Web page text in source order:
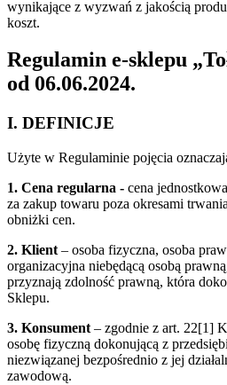
wynikające z wyzwań z jakością
koszt.
Regulamin e-sklepu
od 06.06.2024.
I. DEFINICJE
Użyte w Regulaminie pojęcia
1. Cena regularna - cena
za zakup towaru poza okresami
obniżki cen.
2. Klient – osoba fizyczna, osoba
organizacyjna niebędącą osobą
przyznają zdolność prawną, która
Sklepu.
3. Konsument – zgodnie z art. 22[1]
osobę fizyczną dokonującą z
niezwiązanej bezpośrednio z jej
zawodową.